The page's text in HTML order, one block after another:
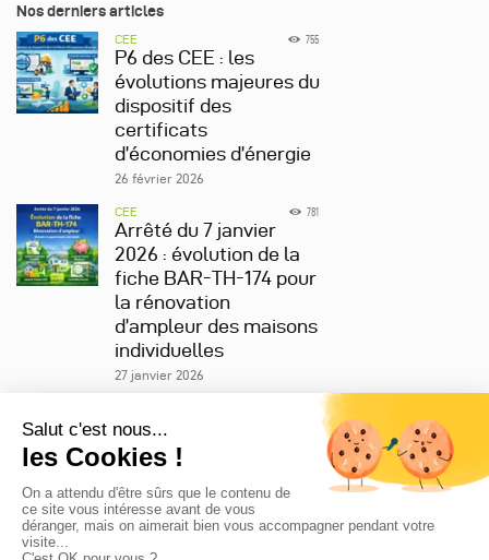
Nos derniers articles
CEE 755
P6 des CEE : les
évolutions majeures du
dispositif des
certificats
d’économies d’énergie
26 février 2026
CEE 781
Arrêté du 7 janvier
2026 : évolution de la
fiche BAR-TH-174 pour
la rénovation
d’ampleur des maisons
individuelles
27 janvier 2026
Nous joindre
422 rue Saint-Honoré 75008 Paris
01 42 36 70 08